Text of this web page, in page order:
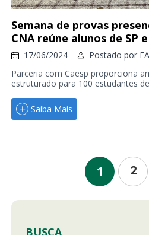
Semana de provas
CNA reúne alunos de SP
17/06/2024 Postado por
Parceria com Caesp proporciona
estruturado para 100 estudantes
Saiba Mais
1 2
BUSCA